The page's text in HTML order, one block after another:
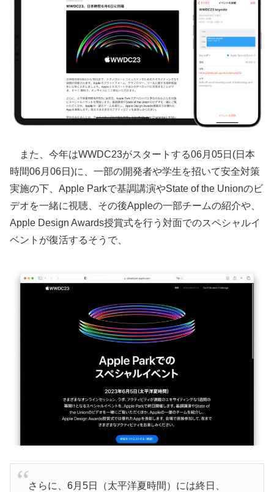
また、今年はWWDC23がスタートする06月05日(日本
時間06月06日)に、一部の開発者や学生を招いて安全対策
実施の下、Apple Parkで基調講演やState of the Unionのビ
デオを一緒に視聴、その後Appleの一部チームの紹介や、
Apple Design Awards授賞式を行う対面でのスペシャルイ
ベントが復活するそうで、
さらに、6月5日（太平洋夏時間）には終日、